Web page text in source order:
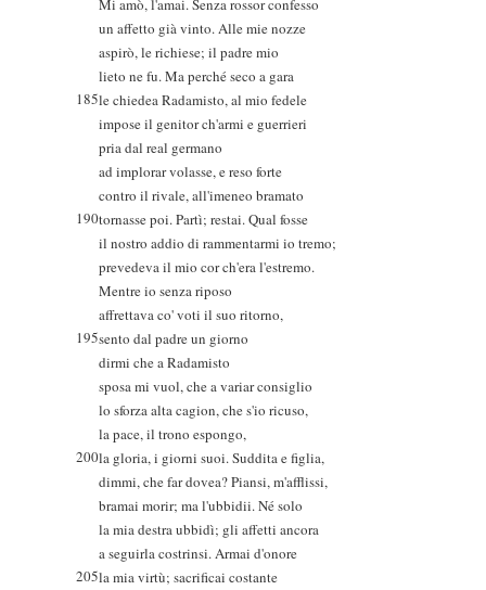
Mi amò, l'amai. Senza rossor confesso
un affetto già vinto. Alle mie nozze
aspirò, le richiese; il padre mio
lieto ne fu. Ma perché seco a gara
185le chiedea Radamisto, al mio fedele
impose il genitor ch'armi e guerrieri
pria dal real germano
ad implorar volasse, e reso forte
contro il rivale, all'imeneo bramato
190tornasse poi. Partì; restai. Qual fosse
il nostro addio di rammentarmi io tremo;
prevedeva il mio cor ch'era l'estremo.
Mentre io senza riposo
affrettava co' voti il suo ritorno,
195sento dal padre un giorno
dirmi che a Radamisto
sposa mi vuol, che a variar consiglio
lo sforza alta cagion, che s'io ricuso,
la pace, il trono espongo,
200la gloria, i giorni suoi. Suddita e figlia,
dimmi, che far dovea? Piansi, m'afflissi,
bramai morir; ma l'ubbidii. Né solo
la mia destra ubbidì; gli affetti ancora
a seguirla costrinsi. Armai d'onore
205la mia virtù; sacrificai costante